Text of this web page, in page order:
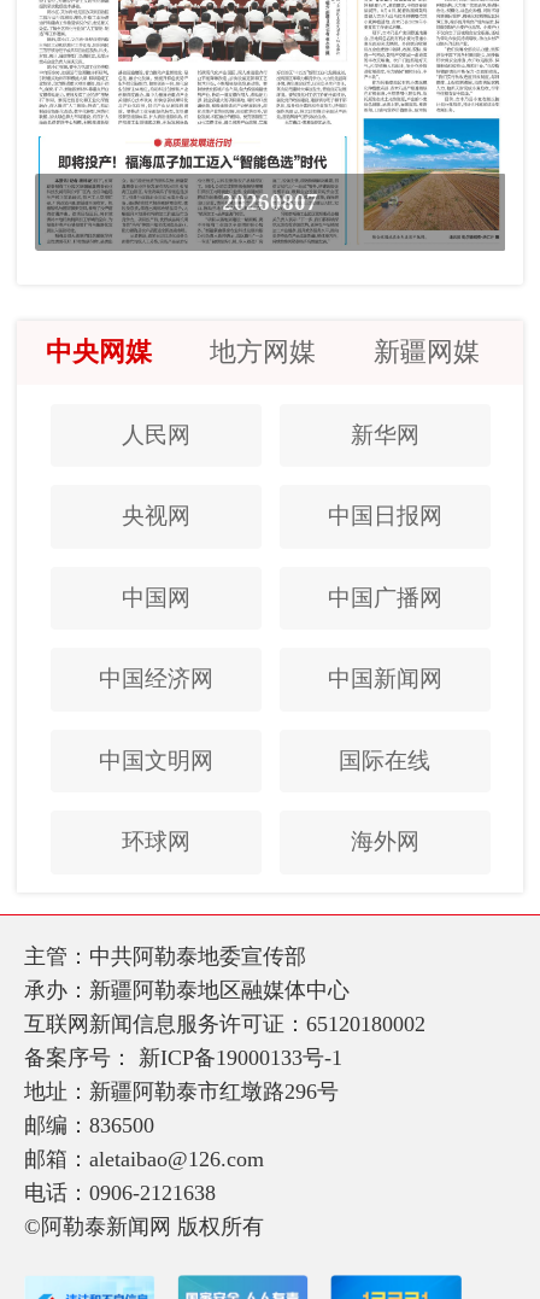
20260807
中央网媒 地方网媒 新疆网媒
人民网 新华网
央视网 中国日报网
中国网 中国广播网
中国经济网 中国新闻网
中国文明网 国际在线
环球网 海外网
主管：中共阿勒泰地委宣传部
承办：新疆阿勒泰地区融媒体中心
互联网新闻信息服务许可证：65120180002
备案序号： 新ICP备19000133号-1
地址：新疆阿勒泰市红墩路296号
邮编：836500
邮箱：aletaibao@126.com
电话：0906-2121638
©阿勒泰新闻网 版权所有